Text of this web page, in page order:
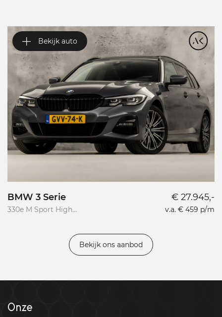
Bekijk auto
BMW 3 Serie
330e M Sport High
€ 27.945,-
v.a. € 459 p/m
Bekijk ons aanbod
Onze